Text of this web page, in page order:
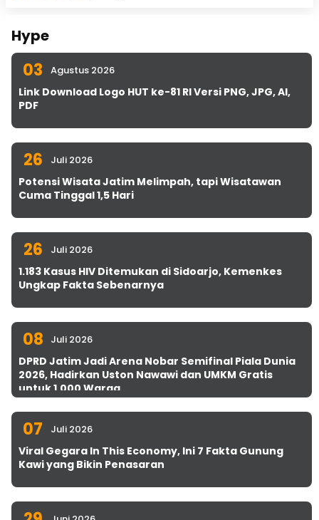
Hype
03 Agustus 2026
Link Download Logo HUT ke-81 RI Versi PNG, JPG, AI,
PDF
26 Juli 2026
Potensi Wisata Jatim Melimpah, tapi Wisatawan
Cuma Tinggal 1,5 Hari
26 Juli 2026
1.183 Kasus HIV Ditemukan di Sidoarjo, Kemenkes
Ungkap Fakta Sebenarnya
08 Juli 2026
DPRD Jatim Jadi Arena Nobar Semifinal Piala Dunia
2026, Hadirkan Uston Nawawi dan UMKM Gratis
untuk 1.000 Warga
07 Juli 2026
Viral Gegara In This Economy, Ini 7 Fakta Gunung
Kawi yang Bikin Penasaran